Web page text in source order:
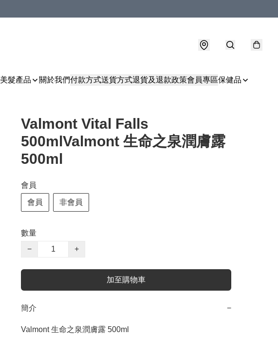
美髮產品 關於我們付款方式送貨方式退貨及退款政策會員專區保健品
Valmont Vital Falls
500mlValmont 生命之泉潤膚露
500ml
會員
會員 非會員
數量
−
+
加至購物車
簡介 −
Valmont 生命之泉潤膚露 500ml